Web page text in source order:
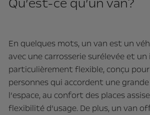
En quelques mots, un van est un
avec une carrosserie surélevée et
particulièrement flexible, conçu
personnes qui accordent une
l’espace, au confort des places
flexibilité d’usage. De plus, un van